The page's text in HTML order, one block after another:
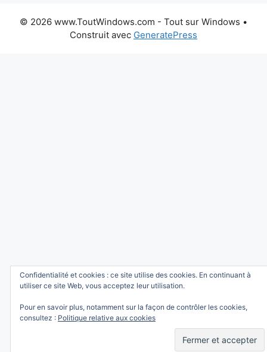
© 2026 www.ToutWindows.com - Tout sur Windows •
Construit avec GeneratePress
Confidentialité et cookies : ce site utilise des cookies. En continuant à
utiliser ce site Web, vous acceptez leur utilisation.
Pour en savoir plus, notamment sur la façon de contrôler les cookies,
consultez : Politique relative aux cookies